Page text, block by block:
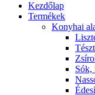
Kezdőlap
Termékek
Konyhai
Sók,